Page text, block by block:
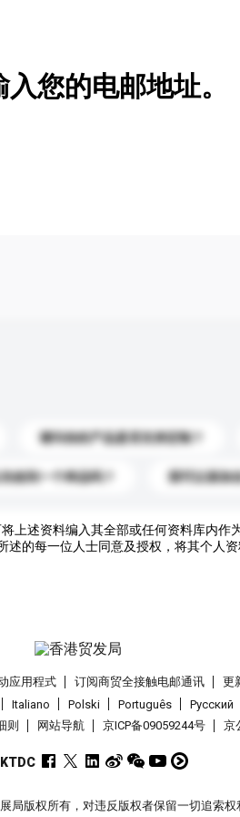
请问你的产品是否支持定制？
收到一个样品吗？ 我可以添加
您的电邮地址。
上述资料编入其全部或任何资料库内
的每一位人士同意及授权，将其个人
应用程式 订阅商贸全接触电邮通讯 更
Italiano Polski Português Pусский
则 网站导航 京ICP备09059244号 京
局版权所有，对违反版权者保留一切追索权